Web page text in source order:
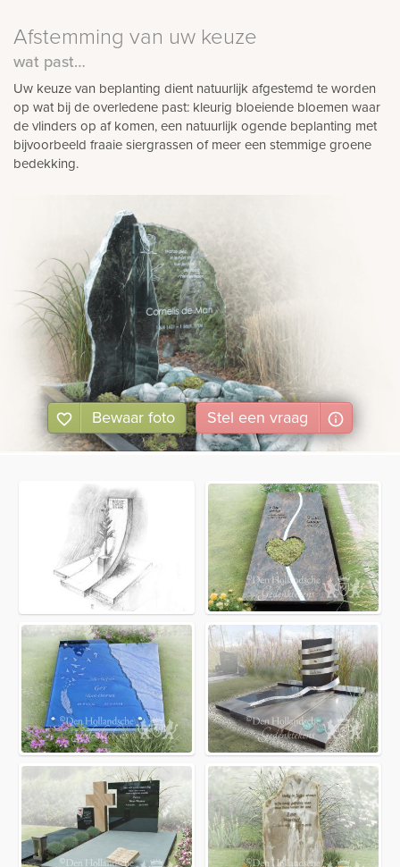
Afstemming van uw keuze
wat past…
Uw keuze van beplanting dient natuurlijk afgestemd te worden
op wat bij de overledene past: kleurig bloeiende bloemen waar
de vlinders op af komen, een natuurlijk ogende beplanting met
bijvoorbeeld fraaie siergrassen of meer een stemmige groene
bedekking.
Bewaar foto Stel een vraag